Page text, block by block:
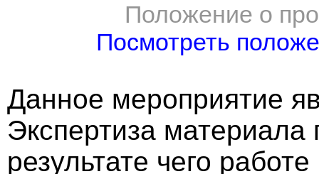
Положение о
Посмотреть
Данное мероприятие
Экспертиза
результате чего